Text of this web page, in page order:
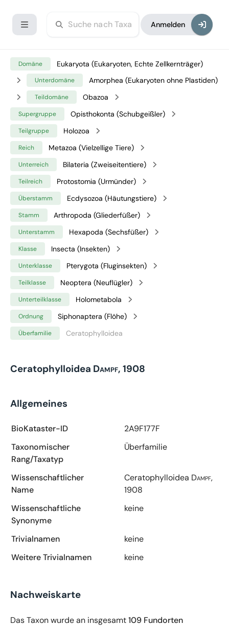
Anmelden
Domäne Eukaryota (Eukaryoten, Echte Zellkernträger)
Unterdomäne Amorphea (Eukaryoten ohne Plastiden)
Teildomäne Obazoa
Supergruppe Opisthokonta (Schubgeißler)
Teilgruppe Holozoa
Reich Metazoa (Vielzellige Tiere)
Unterreich Bilateria (Zweiseitentiere)
Teilreich Protostomia (Urmünder)
Überstamm Ecdysozoa (Häutungstiere)
Stamm Arthropoda (Gliederfüßer)
Unterstamm Hexapoda (Sechsfüßer)
Klasse Insecta (Insekten)
Unterklasse Pterygota (Fluginsekten)
Teilklasse Neoptera (Neuflügler)
Unterteilklasse Holometabola
Ordnung Siphonaptera (Flöhe)
Überfamilie Ceratophylloidea
Ceratophylloidea Dampf, 1908
Allgemeines
BioKataster-ID
2A9F177F
Taxonomischer
Rang/Taxatyp
Überfamilie
Wissenschaftlicher
Name
Ceratophylloidea Dampf,
1908
Wissenschaftliche
Synonyme
keine
Trivialnamen
keine
Weitere Trivialnamen
keine
Nachweiskarte
Das Taxon wurde an insgesamt109 Fundorten